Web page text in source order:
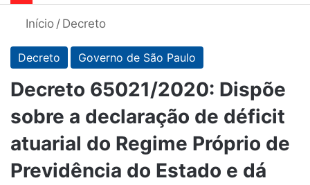
Início / Decreto
Decreto Governo de São Paulo
Decreto 65021/2020: Dispõe
sobre a declaração de déficit
atuarial do Regime Próprio de
Previdência do Estado e dá